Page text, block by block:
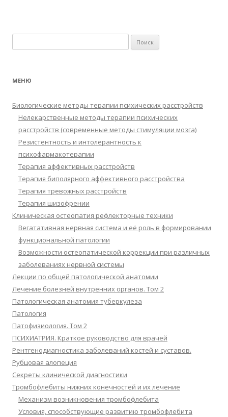
МЕНЮ
Биологические методы терапии психических расстройств
Нелекарственные методы терапии психических
расстройств (современные методы стимуляции мозга)
Резистентность и интолерантность к
психофармакотерапии
Терапия аффективных расстройств
Терапия биполярного аффективного расстройства
Терапия тревожных расстройств
Терапия шизофрении
Клиническая остеопатия рефлекторные техники
Вегатативная нервная система и её роль в формировании
функциональной патологии
Возможности остеопатической коррекции при различных
заболеваниях нервной системы
Лекции по общей патологической анатомии
Лечение болезней внутренних органов. Том 2
Патологическая анатомия туберкулеза
Патология
Патофизиология. Том 2
ПСИХИАТРИЯ. Краткое руководство для врачей
Рентгенодиагностика заболеваний костей и суставов.
Рубцовая алопеция
Секреты клинической диагностики
Тромбофлебиты нижних конечностей и их лечение
Механизм возникновения тромбофлебита
Условия, способствующие развитию тромбофлебита